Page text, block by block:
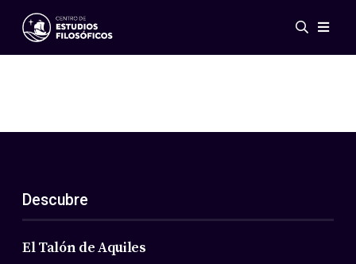
Eventos
ES
EN
Acerca de nosotros
Miembros
Descubre
El Talón de Aquiles